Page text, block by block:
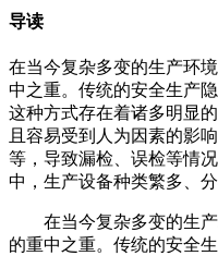
导读
在当今复杂多变的生产环
中之重。传统的安全生产
这种方式存在着诸多明显
且容易受到人为因素的影
等，导致漏检、误检等情
中，生产设备种类繁多、
在当今复杂多变的生
的重中之重。传统的安全